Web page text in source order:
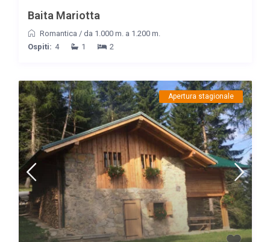
Baita Mariotta
Romantica / da 1.000 m. a 1.200 m.
Ospiti: 4 1 2
Apertura stagionale